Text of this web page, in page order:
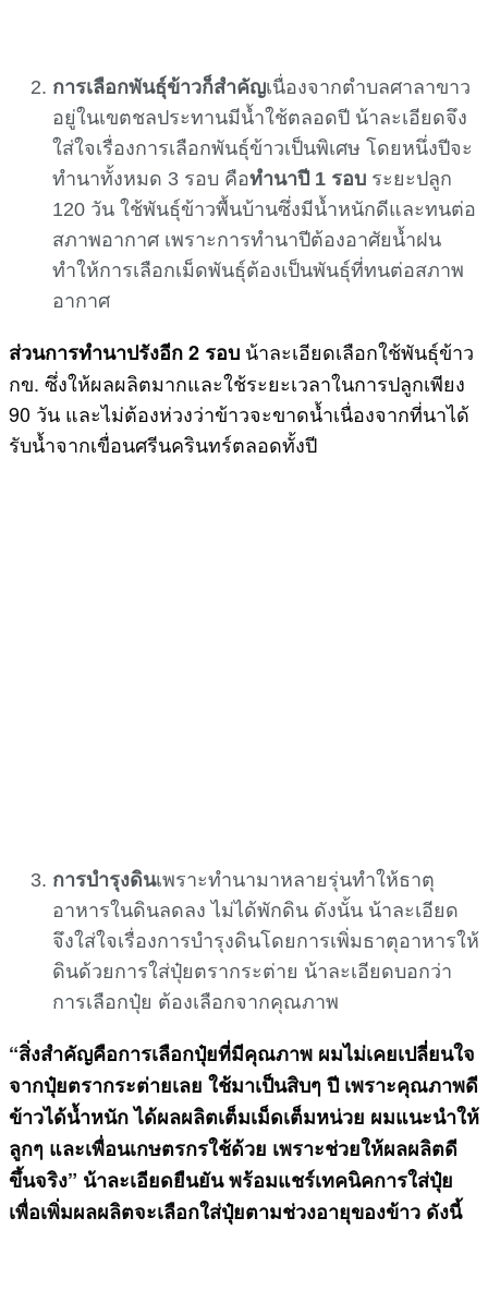
การเลือกพันธุ์ข้าวก็สำคัญเนื่องจากตำบลศาลาขาว
อยู่ในเขตชลประทานมีน้ำใช้ตลอดปี น้าละเอียดจึง
ใส่ใจเรื่องการเลือกพันธุ์ข้าวเป็นพิเศษ โดยหนึ่งปีจะ
ทำนาทั้งหมด 3 รอบ คือทำนาปี 1 รอบ ระยะปลูก
120 วัน ใช้พันธุ์ข้าวพื้นบ้านซึ่งมีน้ำหนักดีและทนต่อ
สภาพอากาศ เพราะการทำนาปีต้องอาศัยน้ำฝน
ทำให้การเลือกเม็ดพันธุ์ต้องเป็นพันธุ์ที่ทนต่อสภาพ
อากาศ
ส่วนการทำนาปรังอีก2 รอบ น้าละเอียดเลือกใช้พันธุ์ข้าว
กข. ซึ่งให้ผลผลิตมากและใช้ระยะเวลาในการปลูกเพียง
90 วัน และไม่ต้องห่วงว่าข้าวจะขาดน้ำเนื่องจากที่นาได้
รับน้ำจากเขื่อนศรีนครินทร์ตลอดทั้งปี
การบำรุงดินเพราะทำนามาหลายรุ่นทำให้ธาตุ
อาหารในดินลดลง ไม่ได้พักดิน ดังนั้น น้าละเอียด
จึงใส่ใจเรื่องการบำรุงดินโดยการเพิ่มธาตุอาหารให้
ดินด้วยการใส่ปุ๋ยตรากระต่าย น้าละเอียดบอกว่า
การเลือกปุ๋ย ต้องเลือกจากคุณภาพ
“สิ่งสำคัญคือการเลือกปุ๋ยที่มีคุณภาพ ผมไม่เคยเปลี่ยนใจ
จากปุ๋ยตรากระต่ายเลย ใช้มาเป็นสิบๆ ปี เพราะคุณภาพดี
ข้าวได้น้ำหนัก ได้ผลผลิตเต็มเม็ดเต็มหน่วย ผมแนะนำให้
ลูกๆ และเพื่อนเกษตรกรใช้ด้วย เพราะช่วยให้ผลผลิตดี
ขึ้นจริง” น้าละเอียดยืนยัน พร้อมแชร์เทคนิคการใส่ปุ๋ย
เพื่อเพิ่มผลผลิตจะเลือกใส่ปุ๋ยตามช่วงอายุของข้าว ดังนี้